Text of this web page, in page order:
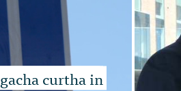
curtha in